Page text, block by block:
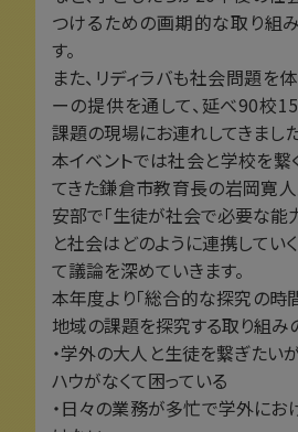
つけるための画期的な取り組
す。
また、リディラバも社会問題を
ーの提供を通して、延べ90校
課題の現場にお連れしてきました
本イベントでは社会と学校を繋
てきた鎌倉市教育長の岩岡寛人
安部で「生徒が社会で必要な能
と社会はどのように連携してい
て議論を深めていきます。
本年度より「総合的な探究の時
地域の課題を探究する取り組
・学外の大人と生徒を繋ぎたい
ハウがなくて困っている
・日々の業務が多忙で学外にお